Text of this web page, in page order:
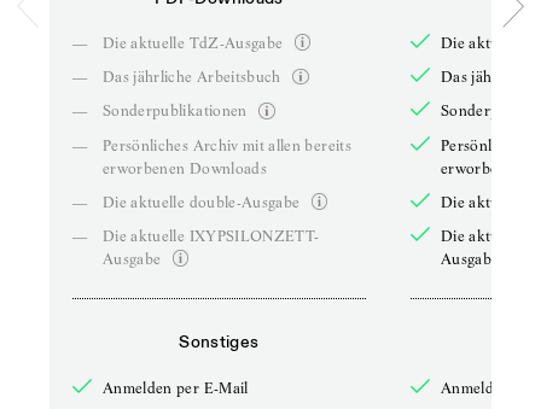
—
Die aktuelle TdZ-Ausgabe
—
Das jährliche Arbeitsbuch
—
Sonderpublikationen
—
Persönliches Archiv mit allen bereits
erworbenen Downloads
—
Die aktuelle double-Ausgabe
—
Die aktuelle IXYPSILONZETT-
Ausgabe
Sonstiges
Anmelden per E-Mail
Die aktuelle
Das jährliche
Persönliches
erworbenen
Die aktuelle
Die aktuelle
Ausgabe
Anmelden